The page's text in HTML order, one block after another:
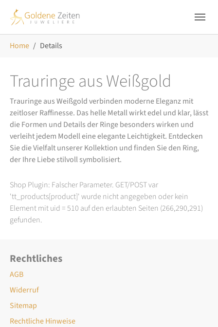
Home Details
Trauringe aus Weißgold
Trauringe aus Weißgold verbinden moderne Eleganz mit
zeitloser Raffinesse. Das helle Metall wirkt edel und klar, lässt
die Formen und Details der Ringe besonders wirken und
verleiht jedem Modell eine elegante Leichtigkeit. Entdecken
Sie die Vielfalt unserer Kollektion und finden Sie den Ring,
der Ihre Liebe stilvoll symbolisiert.
Shop Plugin: Falscher Parameter. GET/POST var
'tt_products[product]' wurde nicht angegeben oder kein
Element mit uid = 510 auf den erlaubten Seiten (266,290,291)
gefunden.
Rechtliches
AGB
Widerruf
Sitemap
Rechtliche Hinweise